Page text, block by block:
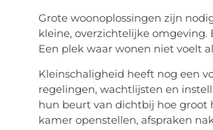
Grote woonoplossingen zijn
kleine, overzichtelijke
Een plek waar wonen niet voelt
Kleinschaligheid heeft nog een
regelingen, wachtlijsten en
hun beurt van dichtbij hoe groot
kamer openstellen, afspraken